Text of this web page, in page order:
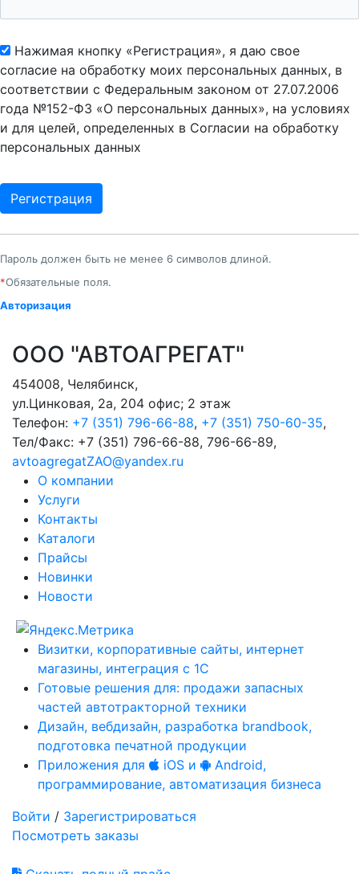
Нажимая кнопку «Регистрация», я даю свое
согласие на обработку моих персональных данных, в
соответствии с Федеральным законом от 27.07.2006
года №152-ФЗ «О персональных данных», на условиях
и для целей, определенных в Согласии на обработку
персональных данных
Пароль должен быть не менее 6 символов длиной.
*Обязательные поля.
Авторизация
ООО "АВТОАГРЕГАТ"
454008, Челябинск,
ул.Цинковая, 2а, 204 офис; 2 этаж
Телефон: +7 (351) 796-66-88, +7 (351) 750-60-35,
Тел/Факс: +7 (351) 796-66-88, 796-66-89,
avtoagregatZAO@yandex.ru
О компании
Услуги
Контакты
Каталоги
Прайсы
Новинки
Новости
Визитки, корпоративные сайты, интернет
магазины, интеграция с 1С
Готовые решения для: продажи запасных
частей автотракторной техники
Дизайн, вебдизайн, разработка brandbook,
подготовка печатной продукции
Приложения для
iOS и
Android,
программирование, автоматизация бизнеса
Войти / Зарегистрироваться
Посмотреть заказы